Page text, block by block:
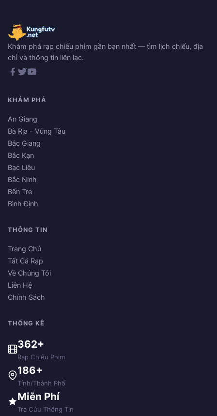
Khám phá rạp chiếu phim gần bạn nhất — tìm lịch chiếu, địa
chỉ và thông tin liên lạc.
KHÁM PHÁ
An Giang
Bà Rịa - Vũng Tàu
Bắc Giang
Bắc Kạn
Bạc Liêu
Bắc Ninh
Bến Tre
Bình Định
THÔNG TIN
Trang Chủ
Tất Cả Rạp
Về Chúng Tôi
Liên Hệ
Chính Sách
THỐNG KÊ
362+
Rạp Chiếu Phim
186+
Tỉnh/Thành Phố
Miễn Phí
Tra Cứu Thông Tin